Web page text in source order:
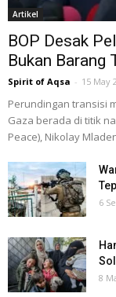
Artikel
BOP Desak
Bukan Barang
Spirit of Aqsa - 15 May
Perundingan transisi
Gaza berada di titik
Peace), Nikolay
6
8